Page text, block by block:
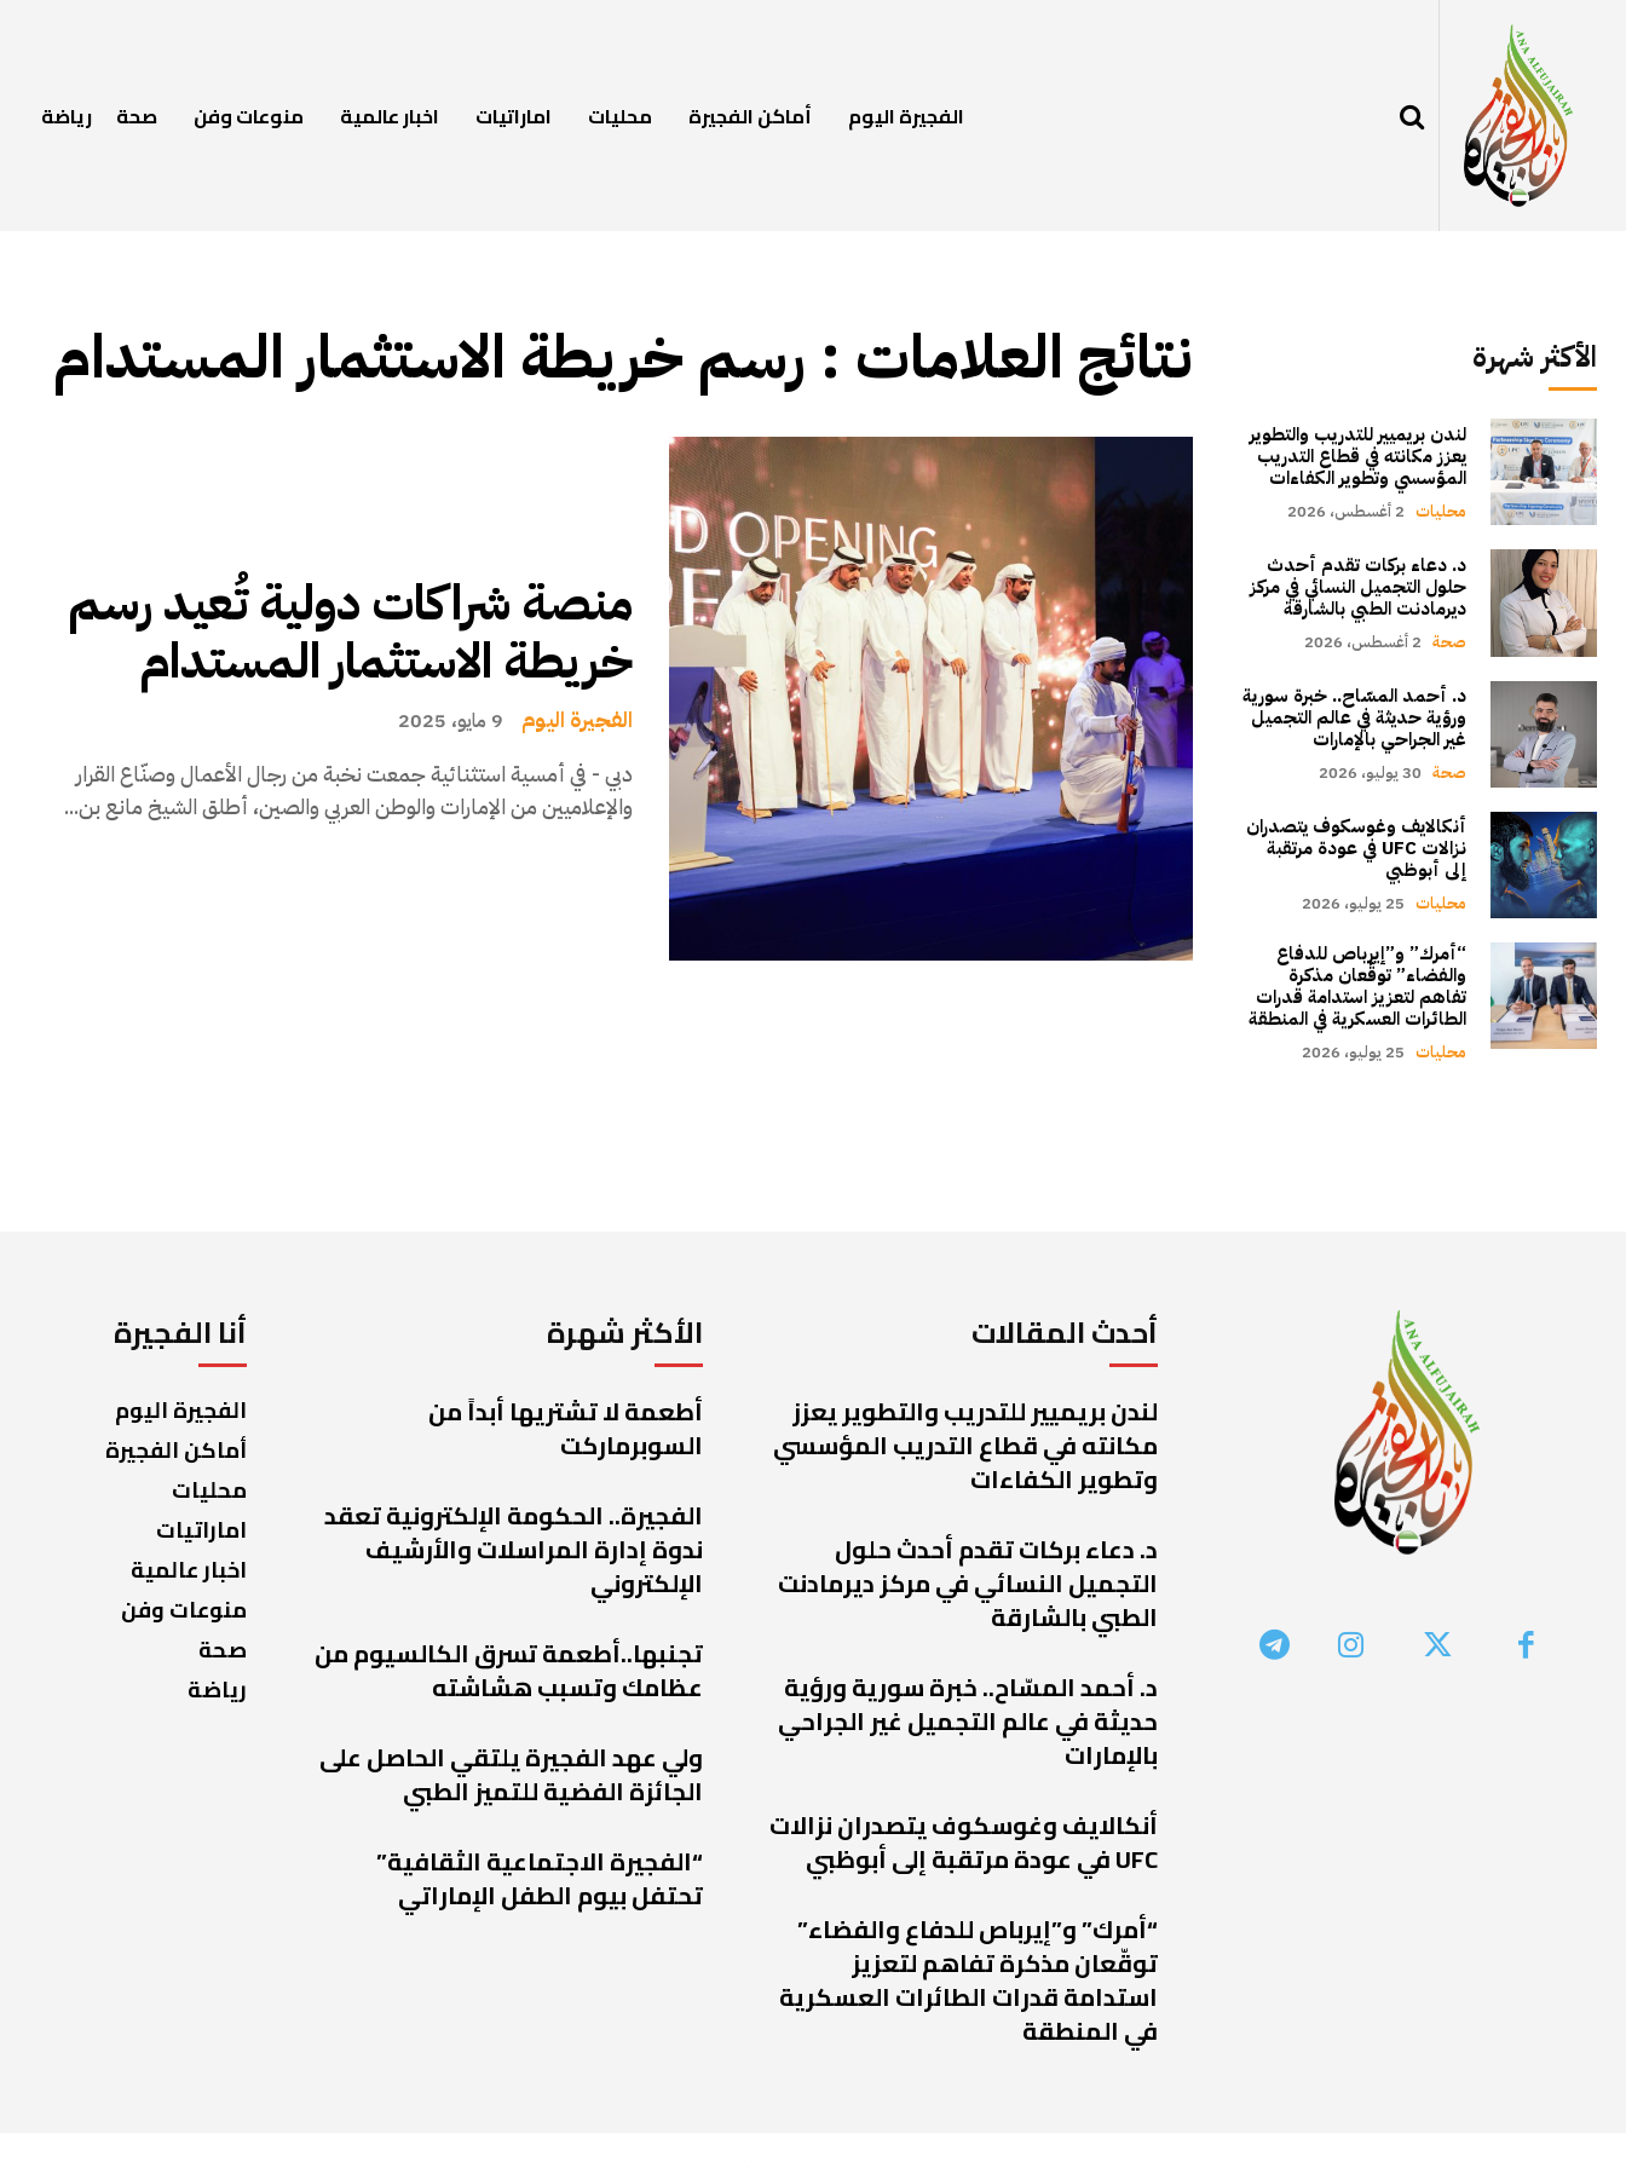
الفجيرة اليوم أماكن الفجيرة محليات اماراتيات اخبار عالمية منوعات وفن صحة رياضة
نتائج العلامات : رسم خريطة الاستثمار المستدام
منصة شراكات دولية تُعيد رسم
خريطة الاستثمار المستدام
الفجيرة اليوم 9 مايو، 2025
دبي - في أمسية استثنائية جمعت نخبة من رجال الأعمال وصنّاع القرار
والإعلاميين من الإمارات والوطن العربي والصين، أطلق الشيخ مانع بن...
الأكثر شهرة
لندن بريميير للتدريب والتطوير
يعزز مكانته في قطاع التدريب
المؤسسي وتطوير الكفاءات
محليات 2 أغسطس، 2026
د. دعاء بركات تقدم أحدث
حلول التجميل النسائي في مركز
ديرمادنت الطبي بالشارقة
صحة 2 أغسطس، 2026
د. أحمد المسّاح.. خبرة سورية
ورؤية حديثة في عالم التجميل
غير الجراحي بالإمارات
صحة 30 يوليو، 2026
أنكالايف وغوسكوف يتصدران
نزالات UFC في عودة مرتقبة
إلى أبوظبي
محليات 25 يوليو، 2026
“أمرك” و”إيرباص للدفاع
والفضاء” توقّعان مذكرة
تفاهم لتعزيز استدامة قدرات
الطائرات العسكرية في المنطقة
محليات 25 يوليو، 2026
أنا الفجيرة
الفجيرة اليوم
أماكن الفجيرة
محليات
اماراتيات
اخبار عالمية
منوعات وفن
صحة
رياضة
الأكثر شهرة
أطعمة لا تشتريها أبداً من
السوبرماركت
الفجيرة.. الحكومة الإلكترونية تعقد
ندوة إدارة المراسلات والأرشيف
الإلكتروني
تجنبها..أطعمة تسرق الكالسيوم من
عظامك وتسبب هشاشته
ولي عهد الفجيرة يلتقي الحاصل على
الجائزة الفضية للتميز الطبي
“الفجيرة الاجتماعية الثقافية”
تحتفل بيوم الطفل الإماراتي
أحدث المقالات
لندن بريميير للتدريب والتطوير يعزز
مكانته في قطاع التدريب المؤسسي
وتطوير الكفاءات
د. دعاء بركات تقدم أحدث حلول
التجميل النسائي في مركز ديرمادنت
الطبي بالشارقة
د. أحمد المسّاح.. خبرة سورية ورؤية
حديثة في عالم التجميل غير الجراحي
بالإمارات
أنكالايف وغوسكوف يتصدران نزالات
UFC في عودة مرتقبة إلى أبوظبي
“أمرك” و”إيرباص للدفاع والفضاء”
توقّعان مذكرة تفاهم لتعزيز
استدامة قدرات الطائرات العسكرية
في المنطقة